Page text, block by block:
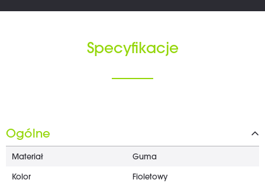
Specyfikacje
Ogólne
Materiał Guma
Kolor Fioletowy